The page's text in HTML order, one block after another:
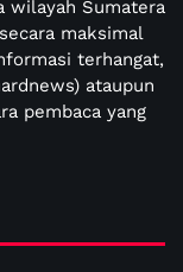
wilayah Sumatera
maksimal
terhangat,
ataupun
pembaca yang